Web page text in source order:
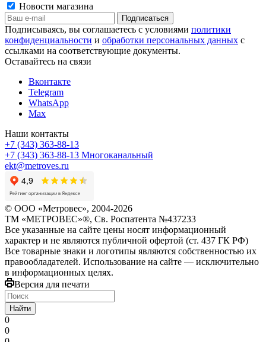
Новости магазина
Подписываясь, вы соглашаетесь с условиями политики
конфиденциальности и обработки персональных данных с
ссылками на соответствующие документы.
Оставайтесь на связи
Вконтакте
Telegram
WhatsApp
Max
Наши контакты
+7 (343) 363-88-13
+7 (343) 363-88-13 Многоканальный
ekt@metroves.ru
© ООО «Метровес», 2004-2026
ТМ «МЕТРОВЕС»®, Св. Роспатента №4​3​7​2​3​3
Все указанные на сайте цены носят информационный
характер и не являются публичной офертой (ст. 437 ГК РФ)
Все товарные знаки и логотипы являются собственностью их
правообладателей. Использование на сайте — исключительно
в информационных целях.
Версия для печати
Найти
0
0